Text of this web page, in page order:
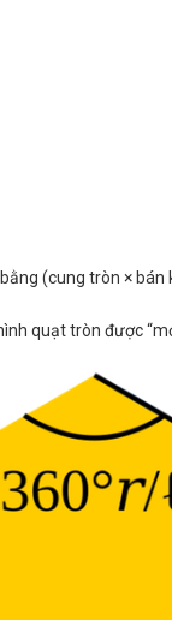
(cung tròn ×
quạt tròn được